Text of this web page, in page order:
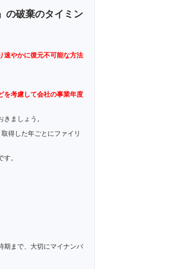
の破棄のタイミン
速やかに復元不可能な方法
を考慮して会社の事業年度
ましょう。
得した年ごとにファイリ
。
期まで、大切にマイナンバ